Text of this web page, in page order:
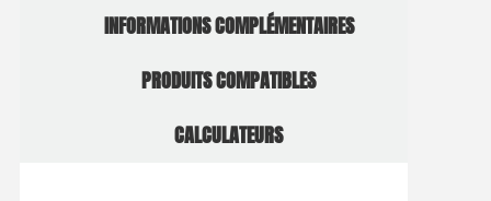
INFORMATIONS COMPLÉMENTAIRES
PRODUITS COMPATIBLES
CALCULATEURS